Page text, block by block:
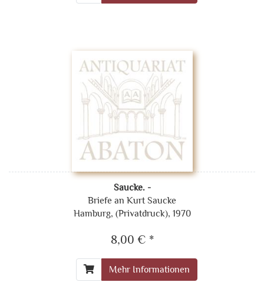
Saucke. -
Briefe an Kurt Saucke
Hamburg, (Privatdruck), 1970
8,00 € *
Mehr Informationen